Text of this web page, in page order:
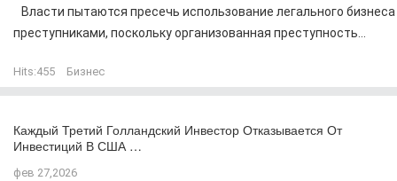
Власти пытаются пресечь использование легального бизнеса
преступниками, поскольку организованная преступность...
Hits:455 Бизнес
Каждый Третий Голландский Инвестор Отказывается От
Инвестиций В США …
фев 27,2026